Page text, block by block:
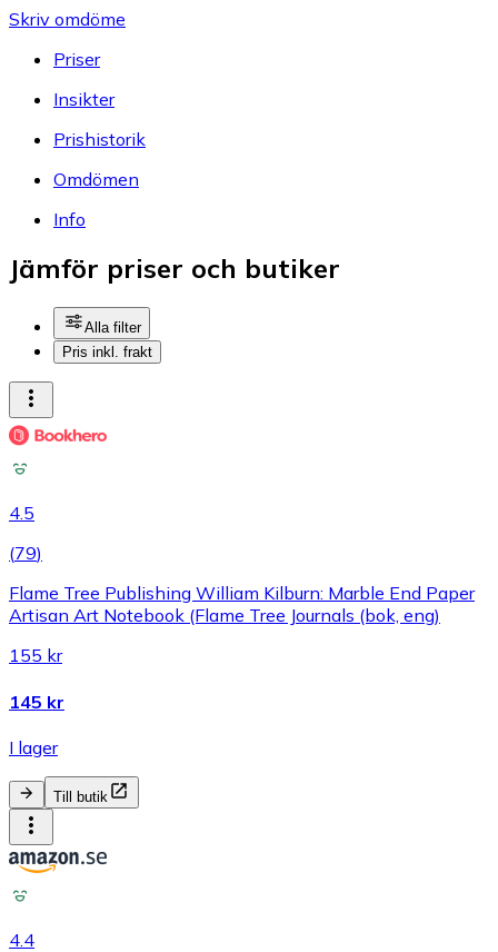
Skriv omdöme
Priser
Insikter
Prishistorik
Omdömen
Info
Jämför priser och butiker
Alla filter
Pris inkl. frakt
4.5
(79)
Flame Tree Publishing William Kilburn: Marble End Paper
Artisan Art Notebook (Flame Tree Journals (bok, eng)
155 kr
145 kr
I lager
Till butik
4.4